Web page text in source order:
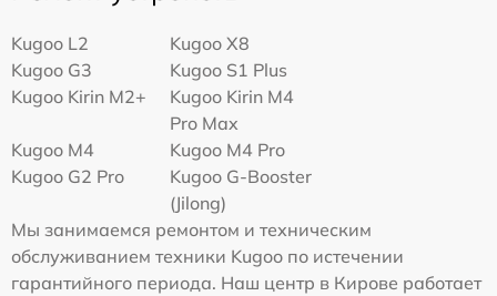
Kugoo L2
Kugoo X8
Kugoo G3
Kugoo S1 Plus
Kugoo Kirin M2+
Kugoo Kirin M4
Pro Max
Kugoo M4
Kugoo M4 Pro
Kugoo G2 Pro
Kugoo G-Booster
(Jilong)
Мы занимаемся ремонтом и техническим
обслуживанием техники Kugoo по истечении
гарантийного периода. Наш центр в Кирове работает